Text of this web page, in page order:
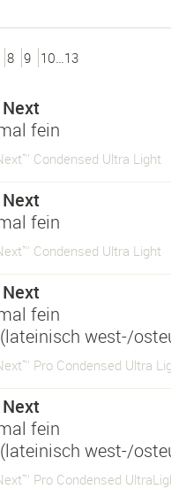
8 9 10…13
fein
Condensed Ultra Light
fein
Condensed Ultra Light
fein
west-/
Pro Condensed Ultra
fein
west-/
Pro Condensed